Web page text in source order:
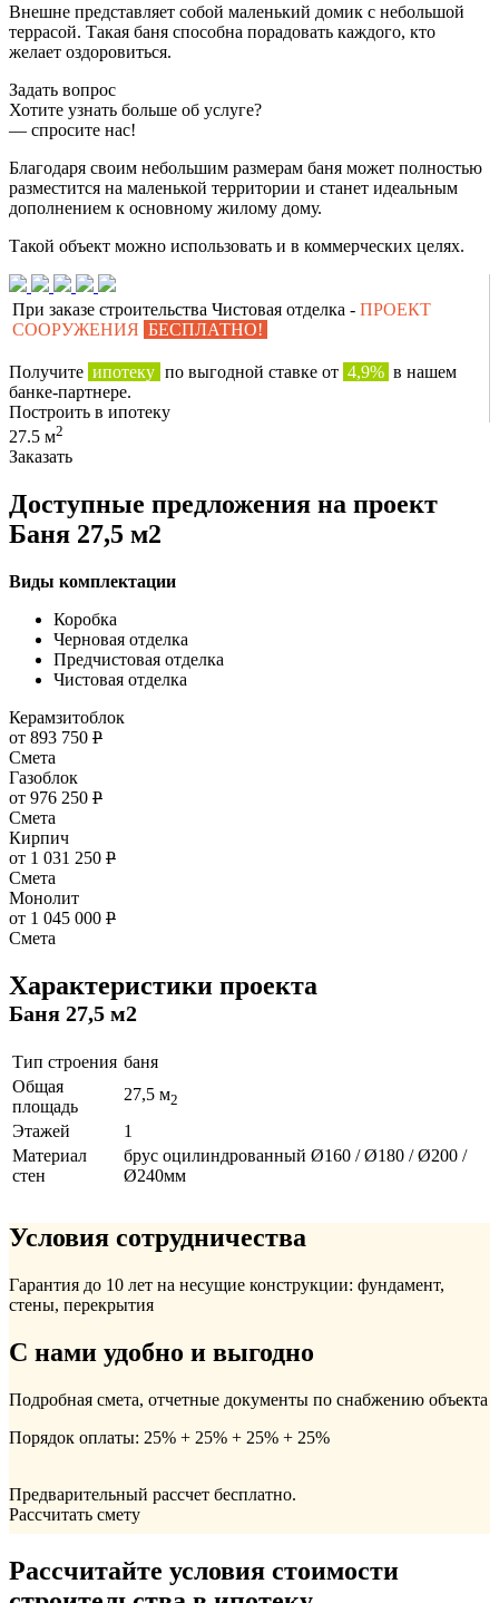
Внешне представляет собой маленький домик с небольшой
террасой. Такая баня способна порадовать каждого, кто
желает оздоровиться.
Задать вопрос
Хотите узнать больше об услуге?
— спросите нас!
Благодаря своим небольшим размерам баня может полностью
разместится на маленькой территории и станет идеальным
дополнением к основному жилому дому.
Такой объект можно использовать и в коммерческих целях.
При заказе строительства Чистовая отделка - ПРОЕКТ
СООРУЖЕНИЯ БЕСПЛАТНО!
Получите ипотеку по выгодной ставке от 4,9% в нашем
банке-партнере.
Построить в ипотеку
27.5 м2
Заказать
Доступные предложения на проект
Баня 27,5 м2
Виды комплектации
Коробка
Черновая отделка
Предчистовая отделка
Чистовая отделка
Керамзитоблок
от 893 750 Р
Смета
Газоблок
от 976 250 Р
Смета
Кирпич
от 1 031 250 Р
Смета
Монолит
от 1 045 000 Р
Смета
Характеристики проекта
Баня 27,5 м2
Тип строения баня
Общая
площадь
27,5 м2
Этажей
1
Материал
стен
брус оцилиндрованный Ø160 / Ø180 / Ø200 /
Ø240мм
Условия сотрудничества
Гарантия до 10 лет на несущие конструкции: фундамент,
стены, перекрытия
С нами удобно и выгодно
Подробная смета, отчетные документы по снабжению объекта
Порядок оплаты: 25% + 25% + 25% + 25%
Предварительный рассчет бесплатно.
Рассчитать смету
Рассчитайте условия стоимости